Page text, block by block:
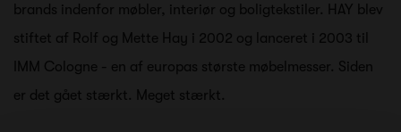
brands indenfor møbler, interiør og boligtekstiler. HAY blev
stiftet af Rolf og Mette Hay i 2002 og lanceret i 2003 til
IMM Cologne - en af europas største møbelmesser. Siden
er det gået stærkt. Meget stærkt.